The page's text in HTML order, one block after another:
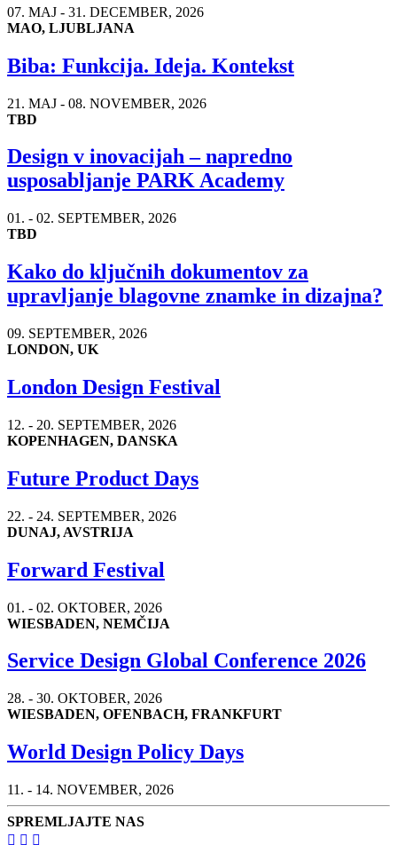
07. MAJ - 31. DECEMBER, 2026
MAO, LJUBLJANA
Biba: Funkcija. Ideja. Kontekst
21. MAJ - 08. NOVEMBER, 2026
TBD
Design v inovacijah – napredno
usposabljanje PARK Academy
01. - 02. SEPTEMBER, 2026
TBD
Kako do ključnih dokumentov za
upravljanje blagovne znamke in dizajna?
09. SEPTEMBER, 2026
LONDON, UK
London Design Festival
12. - 20. SEPTEMBER, 2026
KOPENHAGEN, DANSKA
Future Product Days
22. - 24. SEPTEMBER, 2026
DUNAJ, AVSTRIJA
Forward Festival
01. - 02. OKTOBER, 2026
WIESBADEN, NEMČIJA
Service Design Global Conference 2026
28. - 30. OKTOBER, 2026
WIESBADEN, OFENBACH, FRANKFURT
World Design Policy Days
11. - 14. NOVEMBER, 2026
SPREMLJAJTE NAS